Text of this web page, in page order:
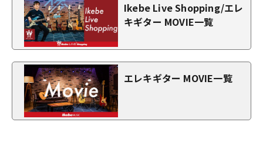
Ikebe Live Shopping/エレ
キギター MOVIE一覧
エレキギター MOVIE一覧